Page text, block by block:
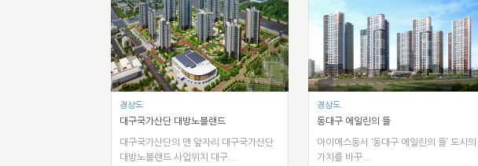
경상도
대구국가산단 대방노블랜드
대구국가산단의 맨 앞자리 대구국가산단
대방노블랜드 사업위치 대구...
경상도
동대구 에일린의 뜰
아이에스동서 ‘동대구 에일린의 뜰’ 도시의
가치를 바꾸...